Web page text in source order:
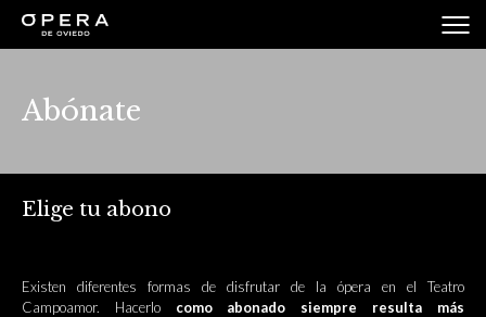
Abónate
Elige tu abono
Existen diferentes formas de disfrutar de la ópera en el Teatro
Campoamor. Hacerlo como abonado siempre resulta más